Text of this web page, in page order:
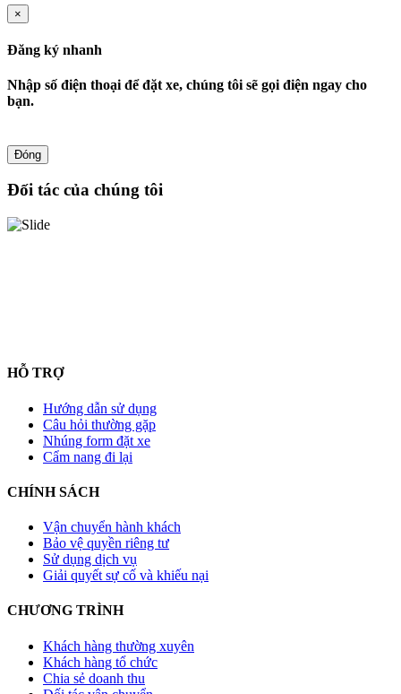
×
Đăng ký nhanh
Nhập số điện thoại để đặt xe, chúng tôi sẽ gọi điện ngay cho
bạn.
Đóng
Đối tác của chúng tôi
HỖ TRỢ
Hướng dẫn sử dụng
Câu hỏi thường gặp
Nhúng form đặt xe
Cẩm nang đi lại
CHÍNH SÁCH
Vận chuyển hành khách
Bảo vệ quyền riêng tư
Sử dụng dịch vụ
Giải quyết sự cố và khiếu nại
CHƯƠNG TRÌNH
Khách hàng thường xuyên
Khách hàng tổ chức
Chia sẻ doanh thu